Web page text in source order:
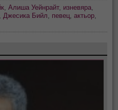
,Алиша Уейнрайт, изневяра
Джесика Бийл певец ,актьор